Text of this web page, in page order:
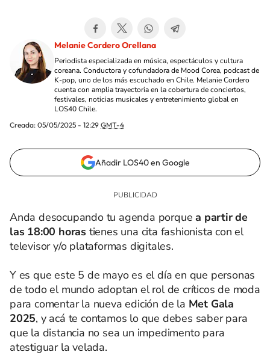
Melanie Cordero Orellana
Periodista especializada en música, espectáculos y cultura
coreana. Conductora y cofundadora de Mood Corea, podcast de
K-pop, uno de los más escuchado en Chile. Melanie Cordero
cuenta con amplia trayectoria en la cobertura de conciertos,
festivales, noticias musicales y entretenimiento global en
LOS40 Chile.
Creada: 05/05/2025 - 12:29 GMT-4
Añadir LOS40 en Google
Anda desocupando tu agenda porquea partir de
las 18:00 horas tienes una cita fashionista con el
televisor y/o plataformas digitales.
Y es que este 5 de mayo es el día en que personas
de todo el mundo adoptan el rol de críticos de moda
para comentar la nueva edición de la Met Gala
2025, y acá te contamos lo que debes saber para
que la distancia no sea un impedimento para
atestiguar la velada.